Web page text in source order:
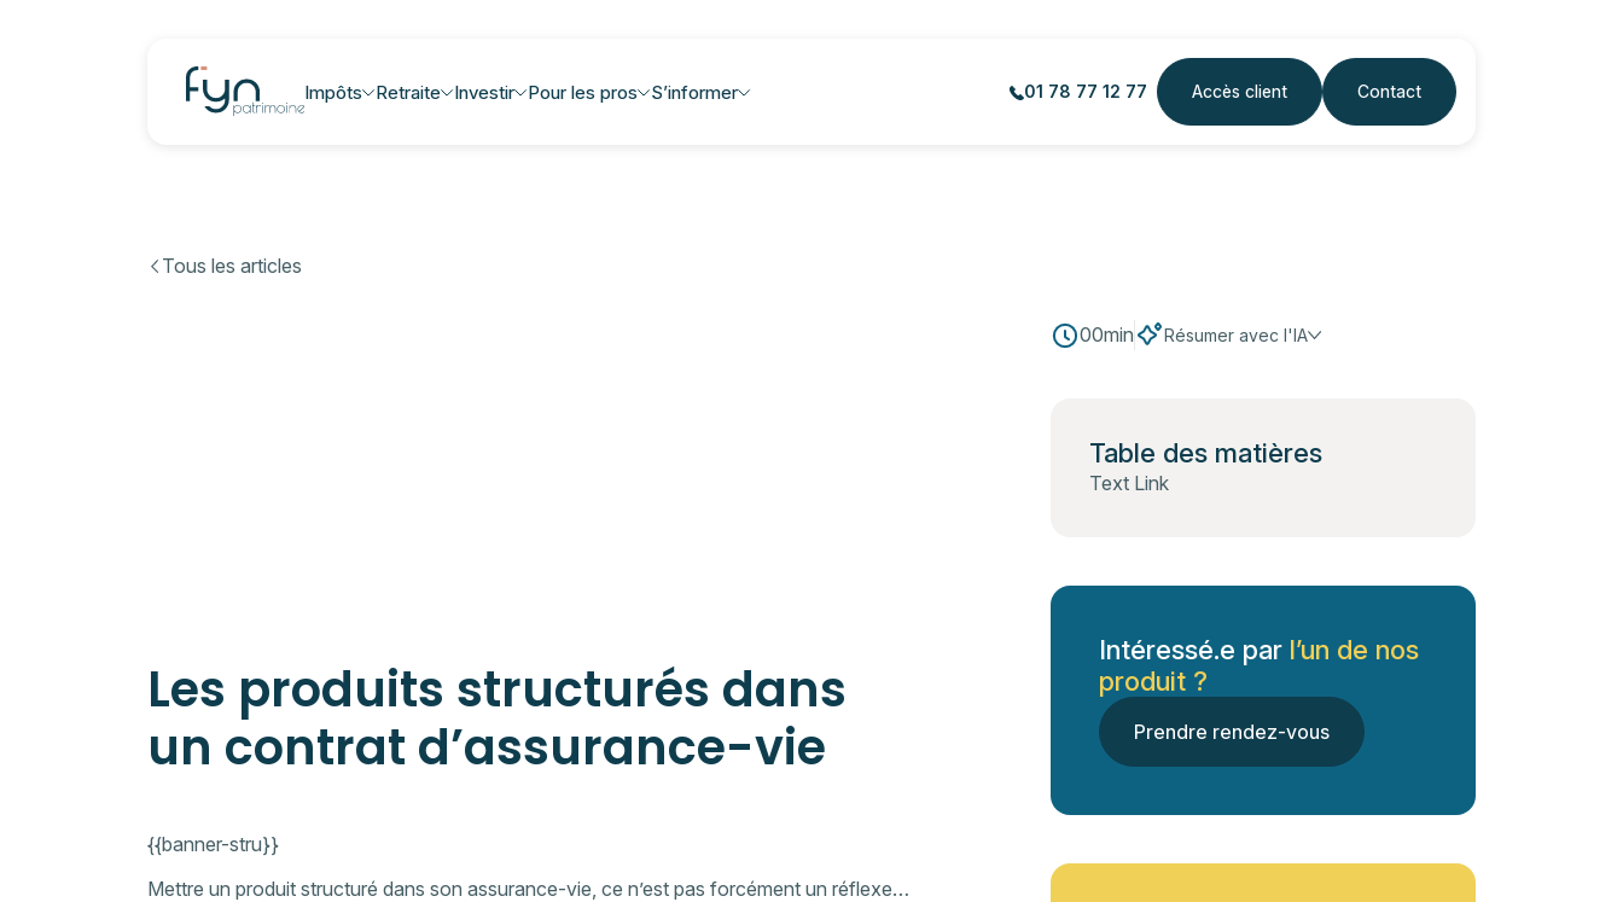
Impôts Retraite Investir Pour les pros S’informer 01 78 77 12 77 Accès client Contact
Tous les articles
Les produits structurés dans
un contrat d’assurance-vie
{{banner-stru}}
Mettre un produit structuré dans son assurance-vie, ce n’est pas forcément un réflexe…
00min Résumer avec l'IA
Table des matières
Text Link
Intéressé.e par l’un de nos
produit ?
Prendre rendez-vous